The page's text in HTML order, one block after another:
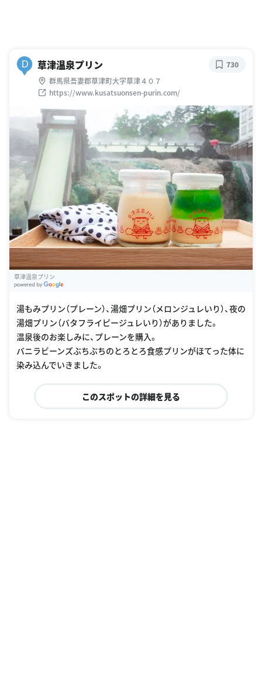
D 草津温泉プリン
群馬県吾妻郡草津町大字草津４０７
https://www.kusatsuonsen-purin.com/
730
草津温泉プリン
湯もみプリン（プレーン）、湯畑プリン（メロンジュレいり）、夜の
湯畑プリン（バタフライピージュレいり）がありました。
温泉後のお楽しみに、プレーンを購入。
バニラビーンズぶちぶちのとろとろ食感プリンがほてった体に
染み込んでいきました。
このスポットの詳細を見る